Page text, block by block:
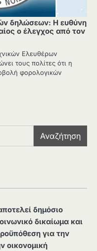
δηλώσεων: Η ευθύνη
ο έλεγχος από τον
Ελευθέρων
τους πολίτες ότι η
φορολογικών
Αναζήτηση
δημόσιο
δικαίωμα και
για την
οικονομική